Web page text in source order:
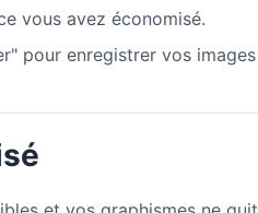
vous avez économisé.
pour enregistrer vos